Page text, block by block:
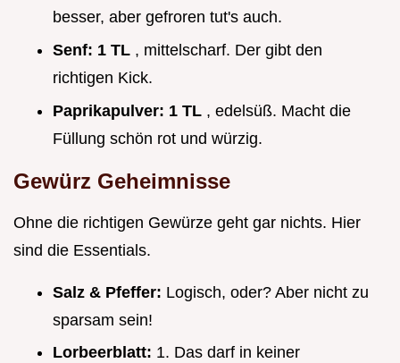
besser, aber gefroren tut's auch.
Senf: 1 TL , mittelscharf. Der gibt den
richtigen Kick.
Paprikapulver: 1 TL , edelsüß. Macht die
Füllung schön rot und würzig.
Gewürz Geheimnisse
Ohne die richtigen Gewürze geht gar nichts. Hier
sind die Essentials.
Salz & Pfeffer: Logisch, oder? Aber nicht zu
sparsam sein!
Lorbeerblatt: 1. Das darf in keiner